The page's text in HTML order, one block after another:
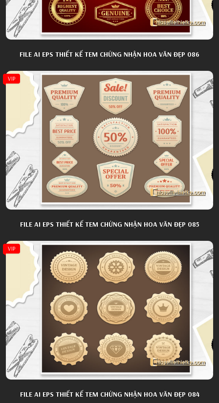
FILE AI EPS THIẾT KẾ TEM CHỨNG NHẬN HOA VĂN ĐẸP 086
VIP
FILE AI EPS THIẾT KẾ TEM CHỨNG NHẬN HOA VĂN ĐẸP 085
VIP
FILE AI EPS THIẾT KẾ TEM CHỨNG NHẬN HOA VĂN ĐẸP 084